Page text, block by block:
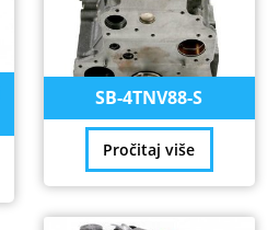
SB-4TNV88-S
Pročitaj više